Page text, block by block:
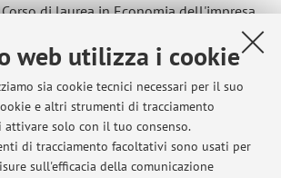
web utilizza i cookie
sia cookie tecnici necessari per il suo
e altri strumenti di tracciamento
solo con il tuo consenso.
di tracciamento facoltativi sono usati per
sull'efficacia della comunicazione
di laurea in Economia dell'impresa
il mercoledì dalle 12:30 alle 13:30 previo
presso Palazzo Briolini (aula da
studenti di Ravenna si svolgerà il
in presenza oppure online, a
dello studente, ad orario da